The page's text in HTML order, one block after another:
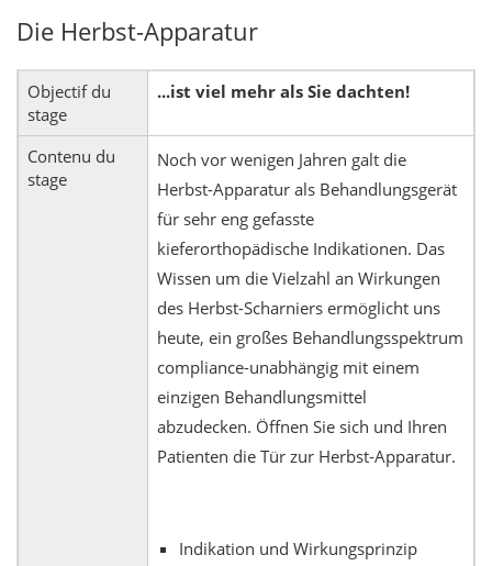
Die Herbst-Apparatur
Objectif du
stage
...ist viel mehr als Sie dachten!
Contenu du
stage
Noch vor wenigen Jahren galt die
Herbst-Apparatur als Behandlungsgerät
für sehr eng gefasste
kieferorthopädische Indikationen. Das
Wissen um die Vielzahl an Wirkungen
des Herbst-Scharniers ermöglicht uns
heute, ein großes Behandlungsspektrum
compliance-unabhängig mit einem
einzigen Behandlungsmittel
abzudecken. Öffnen Sie sich und Ihren
Patienten die Tür zur Herbst-Apparatur.
Indikation und Wirkungsprinzip